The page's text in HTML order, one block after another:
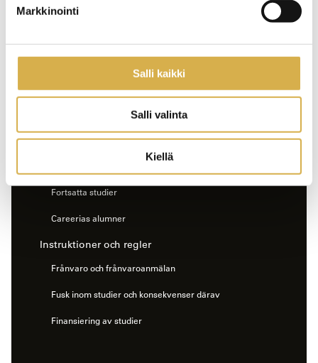
Markkinointi
Salli kaikki
Salli valinta
Kiellä
Stöd för studierna
Vid sidan av studierna
Tutor- och Studerandekårsverksamhet
Studier och idrott
Fortsatta studier
Careerias alumner
Instruktioner och regler
Frånvaro och frånvaroanmälan
Fusk inom studier och konsekvenser därav
Finansiering av studier